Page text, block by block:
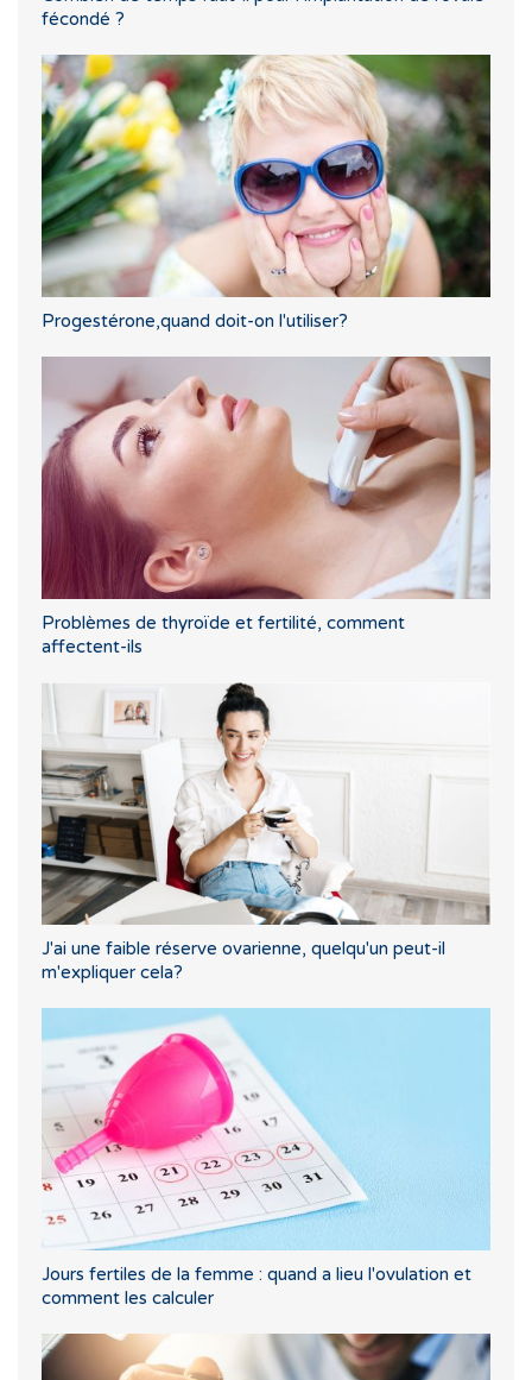
fécondé ?
Progestérone,quand doit-on l'utiliser?
Problèmes de thyroïde et fertilité, comment
affectent-ils
J'ai une faible réserve ovarienne, quelqu'un peut-il
m'expliquer cela?
Jours fertiles de la femme : quand a lieu l'ovulation et
comment les calculer